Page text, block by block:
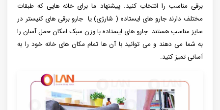
برقی مناسب را انتخاب کنید. پیشنهاد ما برای خانه هایی که طبقات
مختلف دارند جارو های ایستاده ( شارژی) یا جارو برقی های کنیستر در
سایز مناسب هستند. جارو های ایستاده با وزن سبک امکان حمل آسان را
به شما می دهند و می توانید با آن ها تمام مکان های خانه خود را به
آسانی تمیز کنید.